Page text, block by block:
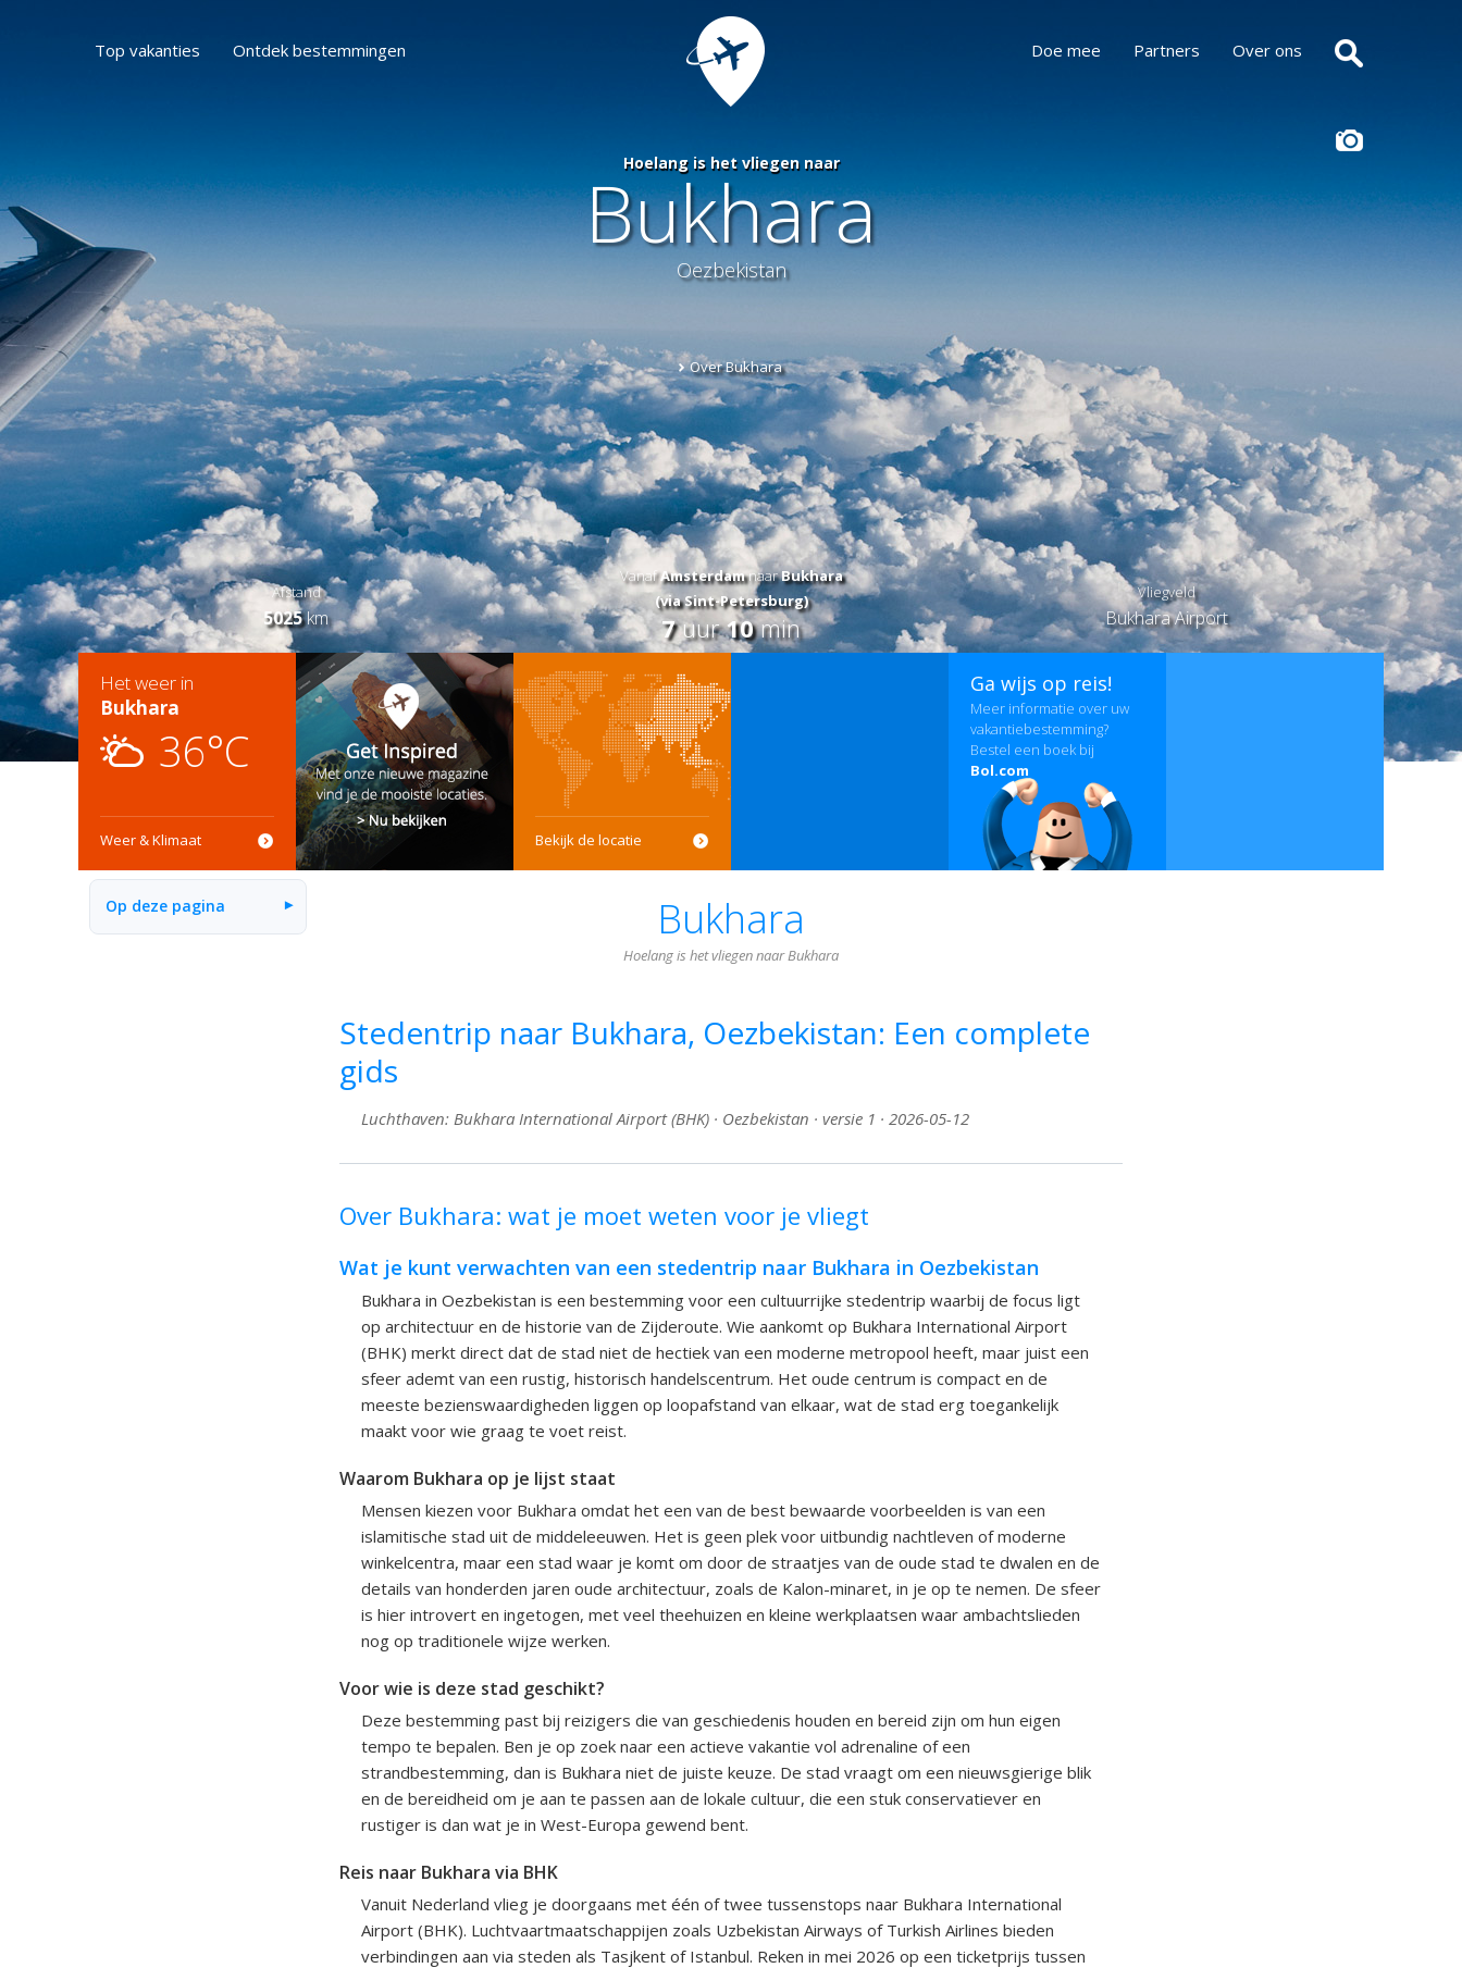
Top vakanties Ontdek bestemmingen Doe mee Partners Over ons
Hoelang is het vliegen naar
Bukhara
Oezbekistan
Over Bukhara
Afstand
5025km
VanafAmsterdamnaarBukhara
(via Sint-Petersburg)
7uur10min
Vliegveld
Bukhara Airport
Het weer in
Bukhara
36°C
Weer & Klimaat Bekijk de locatie
Ga wijs op reis!
Meer informatie over uw
vakantiebestemming?
Bestel een boek bij
Bol.com
Op deze pagina ▾ Bukhara
Hoelang is het vliegen naar Bukhara
Stedentrip naar Bukhara, Oezbekistan: Een complete
gids
Luchthaven: Bukhara International Airport (BHK) · Oezbekistan · versie 1 · 2026-05-12
Over Bukhara: wat je moet weten voor je vliegt
Wat je kunt verwachten van een stedentrip naar Bukhara in Oezbekistan
Bukhara in Oezbekistan is een bestemming voor een cultuurrijke stedentrip waarbij de focus ligt
op architectuur en de historie van de Zijderoute. Wie aankomt op Bukhara International Airport
(BHK) merkt direct dat de stad niet de hectiek van een moderne metropool heeft, maar juist een
sfeer ademt van een rustig, historisch handelscentrum. Het oude centrum is compact en de
meeste bezienswaardigheden liggen op loopafstand van elkaar, wat de stad erg toegankelijk
maakt voor wie graag te voet reist.
Waarom Bukhara op je lijst staat
Mensen kiezen voor Bukhara omdat het een van de best bewaarde voorbeelden is van een
islamitische stad uit de middeleeuwen. Het is geen plek voor uitbundig nachtleven of moderne
winkelcentra, maar een stad waar je komt om door de straatjes van de oude stad te dwalen en de
details van honderden jaren oude architectuur, zoals de Kalon-minaret, in je op te nemen. De sfeer
is hier introvert en ingetogen, met veel theehuizen en kleine werkplaatsen waar ambachtslieden
nog op traditionele wijze werken.
Voor wie is deze stad geschikt?
Deze bestemming past bij reizigers die van geschiedenis houden en bereid zijn om hun eigen
tempo te bepalen. Ben je op zoek naar een actieve vakantie vol adrenaline of een
strandbestemming, dan is Bukhara niet de juiste keuze. De stad vraagt om een nieuwsgierige blik
en de bereidheid om je aan te passen aan de lokale cultuur, die een stuk conservatiever en
rustiger is dan wat je in West-Europa gewend bent.
Reis naar Bukhara via BHK
Vanuit Nederland vlieg je doorgaans met één of twee tussenstops naar Bukhara International
Airport (BHK). Luchtvaartmaatschappijen zoals Uzbekistan Airways of Turkish Airlines bieden
verbindingen aan via steden als Tasjkent of Istanbul. Reken in mei 2026 op een ticketprijs tussen